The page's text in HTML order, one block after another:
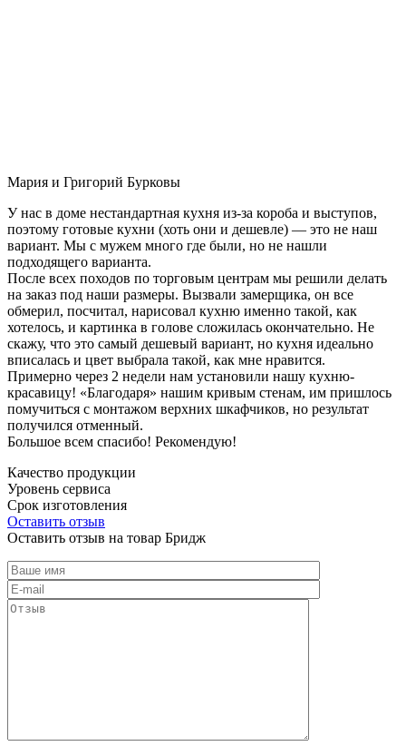
Мария и Григорий Бурковы
У нас в доме нестандартная кухня из-за короба и выступов,
поэтому готовые кухни (хоть они и дешевле) — это не наш
вариант. Мы с мужем много где были, но не нашли
подходящего варианта.
После всех походов по торговым центрам мы решили делать
на заказ под наши размеры. Вызвали замерщика, он все
обмерил, посчитал, нарисовал кухню именно такой, как
хотелось, и картинка в голове сложилась окончательно. Не
скажу, что это самый дешевый вариант, но кухня идеально
вписалась и цвет выбрала такой, как мне нравится.
Примерно через 2 недели нам установили нашу кухню-
красавицу! «Благодаря» нашим кривым стенам, им пришлось
помучиться с монтажом верхних шкафчиков, но результат
получился отменный.
Большое всем спасибо! Рекомендую!
Качество продукции
Уровень сервиса
Срок изготовления
Оставить отзыв
Оставить отзыв на товар Бридж